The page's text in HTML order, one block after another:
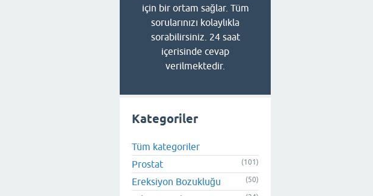
için bir ortam sağlar. Tüm
sorularınızı kolaylıkla
sorabilirsiniz. 24 saat
içerisinde cevap
verilmektedir.
Kategoriler
Tüm kategoriler
Prostat
(101)
Ereksiyon Bozukluğu (50)